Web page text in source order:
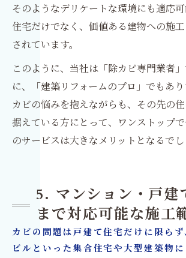
そのようなデリケートな環境にも適応
住宅だけでなく、価値ある建物への施
されています。
このように、当社は「除カビ専門業者
に、「建築リフォームのプロ」でもあ
カビの悩みを抱えながらも、その先の
据えている方にとって、ワンストップ
のサービスは大きなメリットとなるでし
5. マンション・戸建
まで対応可能な施工
カビの問題は戸建て住宅だけに限ら
ビルといった集合住宅や大型建築物